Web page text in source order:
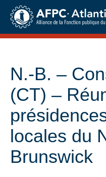
Skip
content
N.-B. –
(CT) –
locales du
Brunswick